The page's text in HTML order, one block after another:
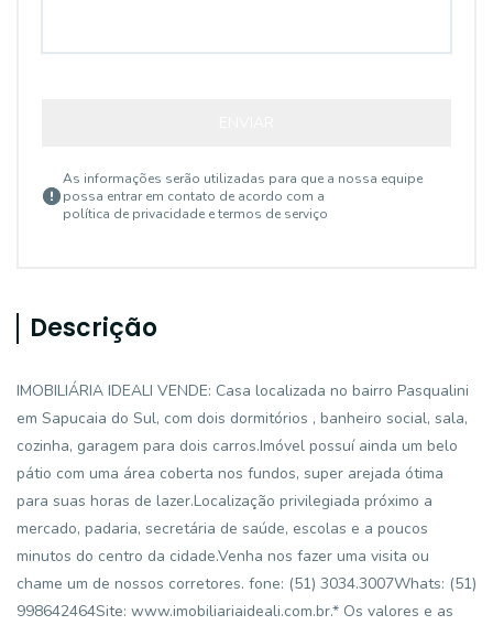
As informações serão utilizadas para que a nossa equipe
possa entrar em contato de acordo com a
política de privacidade e termos de serviço
Descrição
IMOBILIÁRIA IDEALI VENDE: Casa localizada no bairro Pasqualini
em Sapucaia do Sul, com dois dormitórios , banheiro social, sala,
cozinha, garagem para dois carros.Imóvel possuí ainda um belo
pátio com uma área coberta nos fundos, super arejada ótima
para suas horas de lazer.Localização privilegiada próximo a
mercado, padaria, secretária de saúde, escolas e a poucos
minutos do centro da cidade.Venha nos fazer uma visita ou
chame um de nossos corretores. fone: (51) 3034.3007Whats: (51)
998642464Site: www.imobiliariaideali.com.br.* Os valores e as